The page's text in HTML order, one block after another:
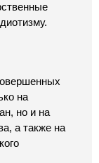
на
но и на
а также на